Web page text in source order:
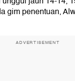
gim penentuan,
ADVERTISEMENT